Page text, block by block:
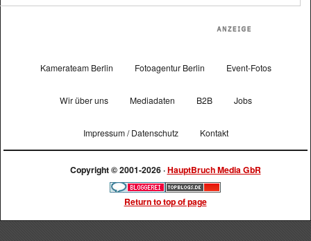
Kamerateam Berlin Fotoagentur Berlin Event-Fotos
Wir über uns Mediadaten B2B Jobs
Impressum / Datenschutz Kontakt
Copyright © 2001-2026 ·HauptBruch Media GbR
Return to top of page